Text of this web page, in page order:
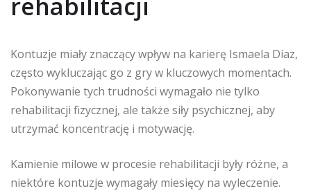
rehabilitacji
Kontuzje miały znaczący wpływ na karierę Ismaela Díaz,
często wykluczając go z gry w kluczowych momentach.
Pokonywanie tych trudności wymagało nie tylko
rehabilitacji fizycznej, ale także siły psychicznej, aby
utrzymać koncentrację i motywację.
Kamienie milowe w procesie rehabilitacji były różne, a
niektóre kontuzje wymagały miesięcy na wyleczenie.